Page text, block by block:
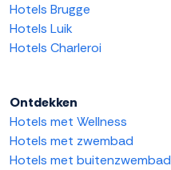
Hotels Brugge
Hotels Luik
Hotels Charleroi
Ontdekken
Hotels met Wellness
Hotels met zwembad
Hotels met buitenzwembad